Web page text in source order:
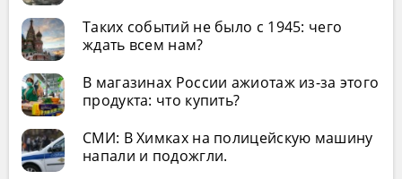
Таких событий не было с 1945: чего
ждать всем нам?
В магазинах России ажиотаж из-за этого
продукта: что купить?
СМИ: В Химках на полицейскую машину
напали и подожгли.